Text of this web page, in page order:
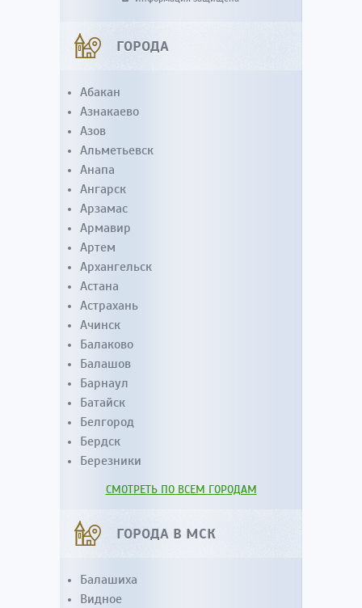
ГОРОДА
Абакан
Азнакаево
Азов
Альметьевск
Анапа
Ангарск
Арзамас
Армавир
Артем
Архангельск
Астана
Астрахань
Ачинск
Балаково
Балашов
Барнаул
Батайск
Белгород
Бердск
Березники
СМОТРЕТЬ ПО ВСЕМ ГОРОДАМ
ГОРОДА В МСК
Балашиха
Видное